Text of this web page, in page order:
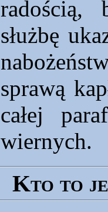
radością,
służbę
sprawą
całej
wiernych.
Kto to